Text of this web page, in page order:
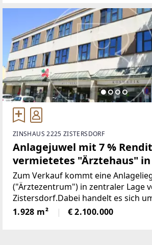
ZINSHAUS 2225 ZISTERSDORF
Anlagejuwel mit 7 %
vermietetes "Ärztehaus"
Lage von Zistersdorf!
Zum Verkauf kommt eine
("Ärztezentrum") in zentraler Lage
Zistersdorf.Dabei handelt es sich
Grundstück mit ca. 886 m² auf
1.928 m² € 2.100.000